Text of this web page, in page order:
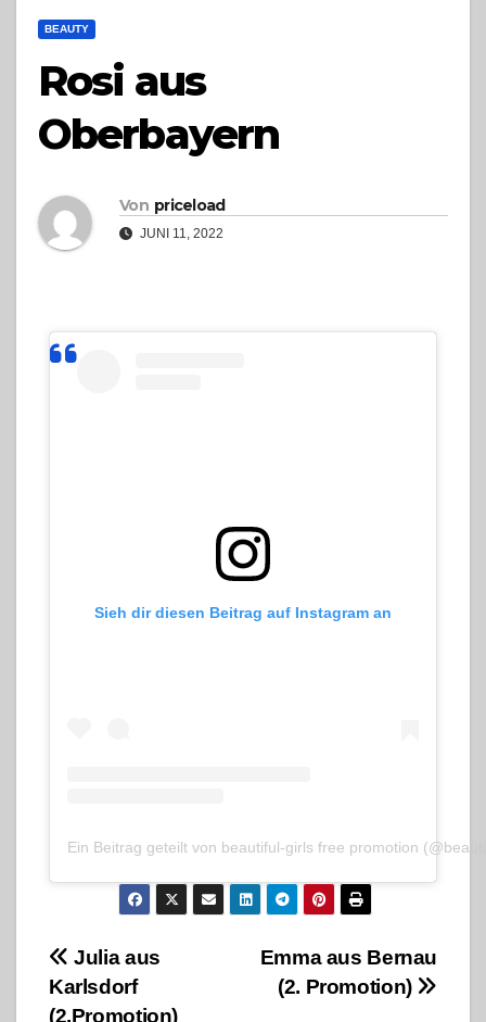
BEAUTY
Rosi aus
Oberbayern
Von priceload
JUNI 11, 2022
Sieh dir diesen Beitrag auf Instagram an
Ein Beitrag geteilt von beautiful-girls free promotion
Beitragsnavigation
Emma aus Bernau
(2. Promotion)
Julia aus
Karlsdorf
(2.Promotion)